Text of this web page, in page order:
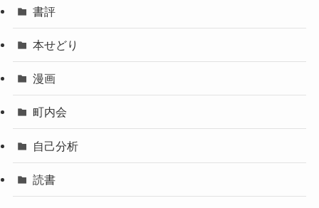
書評
本せどり
漫画
町内会
自己分析
読書